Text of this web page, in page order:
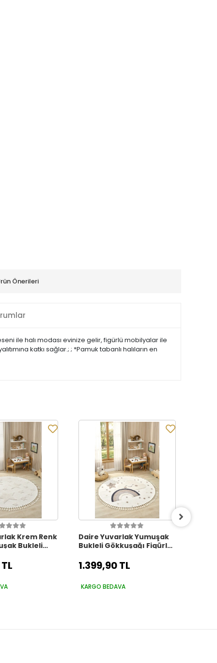
Önerileri
ile halı modası evinize gelir, figürlü mobilyalar ile
katkı sağlar.; ; *Pamuk tabanlı halıların en
Krem Renk
Bukleli
Halısı 12
Daire Yuvarlak Yumuşak
Bukleli Gökkuşağı Figürlü
Çocuk Odası Halısı 20
DAİRE
1.399,90 TL
KARGO BEDAVA